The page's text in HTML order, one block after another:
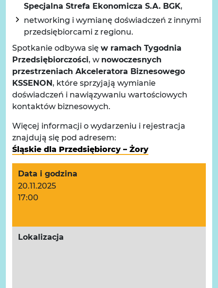
Specjalna Strefa Ekonomicza S.A. BGK,
networking i wymianę doświadczeń z innymi
przedsiębiorcami z regionu.
Spotkanie odbywa się w ramach Tygodnia
Przedsiębiorczości, w nowoczesnych
przestrzeniach Akceleratora Biznesowego
KSSENON, które sprzyjają wymianie
doświadczeń i nawiązywaniu wartościowych
kontaktów biznesowych.
Więcej informacji o wydarzeniu i rejestracja
znajdują się pod adresem:
Śląskie dla Przedsiębiorcy – Żory
Data i godzina
20.11.2025
17:00
Lokalizacja